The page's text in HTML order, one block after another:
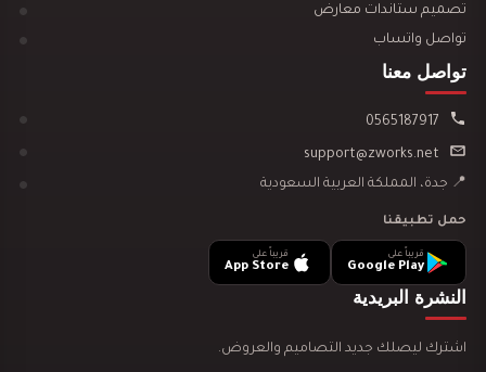
تصميم ديكور مدينة العاب مائية
تصميم ستاندات معارض
تواصل واتساب
تواصل معنا
📍 جدة، المملكة العربية السعودية
حمل تطبيقنا
قريباً على
Google Play
قريباً على
App Store
النشرة البريدية
اشترك ليصلك جديد التصاميم والعروض.